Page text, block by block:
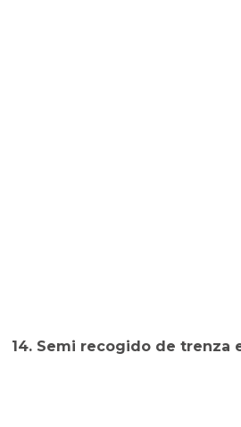
14. Semi recogido de trenza